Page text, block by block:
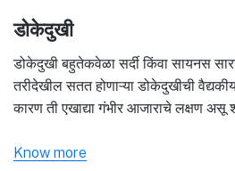
डोकेदुखी
डोकेदुखी बहुतेकवेळा सर्दी किंवा सायनस
तरीदेखील सतत होणाऱ्या डोकेदुखीची
कारण ती एखाद्या गंभीर आजाराचे लक्षण असू
Know more